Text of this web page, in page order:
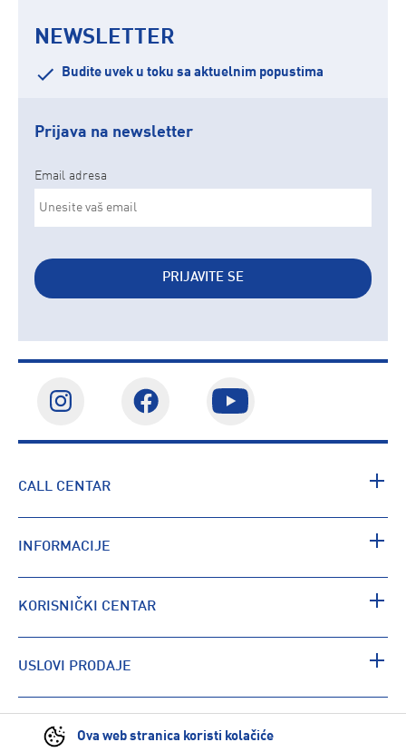
Ova web stranica koristi kolačiće
NEWSLETTER
Budite uvek u toku sa aktuelnim popustima
Prijava na newsletter
Email adresa
PRIJAVITE SE
CALL CENTAR
INFORMACIJE
KORISNIČKI CENTAR
USLOVI PRODAJE
PRONAĐI RADNJU